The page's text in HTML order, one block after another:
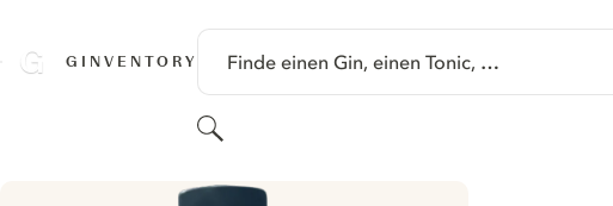
GINVENTORY Finde einen Gin, einen Tonic, …
Suchen